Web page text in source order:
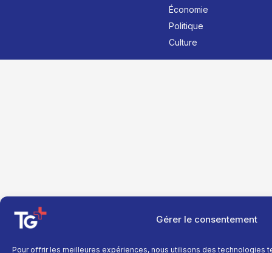
Gérer le consentement
Pour offrir les meilleures expériences, nous utilisons des technologies
Économie
Politique
Culture